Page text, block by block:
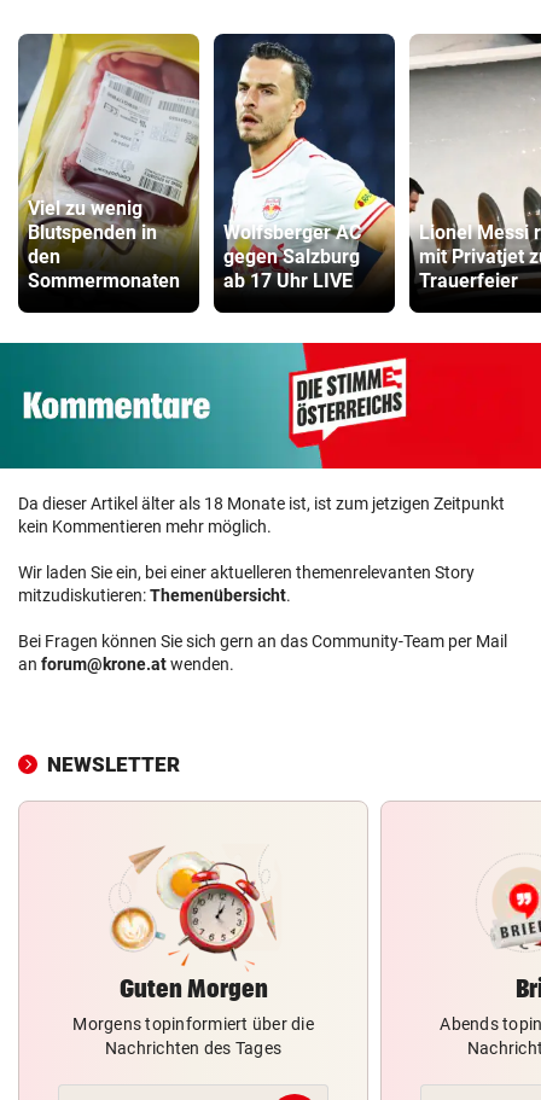
Viel zu wenig
Blutspenden in
den
Sommermonaten
Wolfsberger AC
gegen Salzburg
ab 17 Uhr LIVE
Lionel Messi
mit Privatjet
Trauerfeier
Da dieser Artikel älter als 18 Monate ist, ist zum jetzigen Zeitpunkt
kein Kommentieren mehr möglich.
Wir laden Sie ein, bei einer aktuelleren themenrelevanten Story
mitzudiskutieren:Themenübersicht.
Bei Fragen können Sie sich gern an das Community-Team per Mail
an forum@krone.atwenden.
NEWSLETTER
Guten Morgen
Morgens topinformiert über die
Nachrichten des Tages
Abends